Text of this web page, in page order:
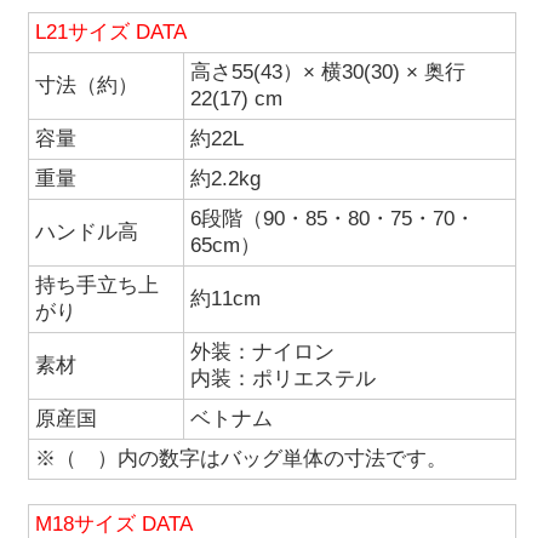
L21サイズ DATA
寸法（約）
高さ55(43）× 横30(30) × 奥行
22(17) cm
容量
約22L
重量
約2.2kg
ハンドル高
6段階（90・85・80・75・70・
65cm）
持ち手立ち上
がり
約11cm
素材
外装：ナイロン
内装：ポリエステル
原産国
ベトナム
※（ ）内の数字はバッグ単体の寸法です。
M18サイズ DATA